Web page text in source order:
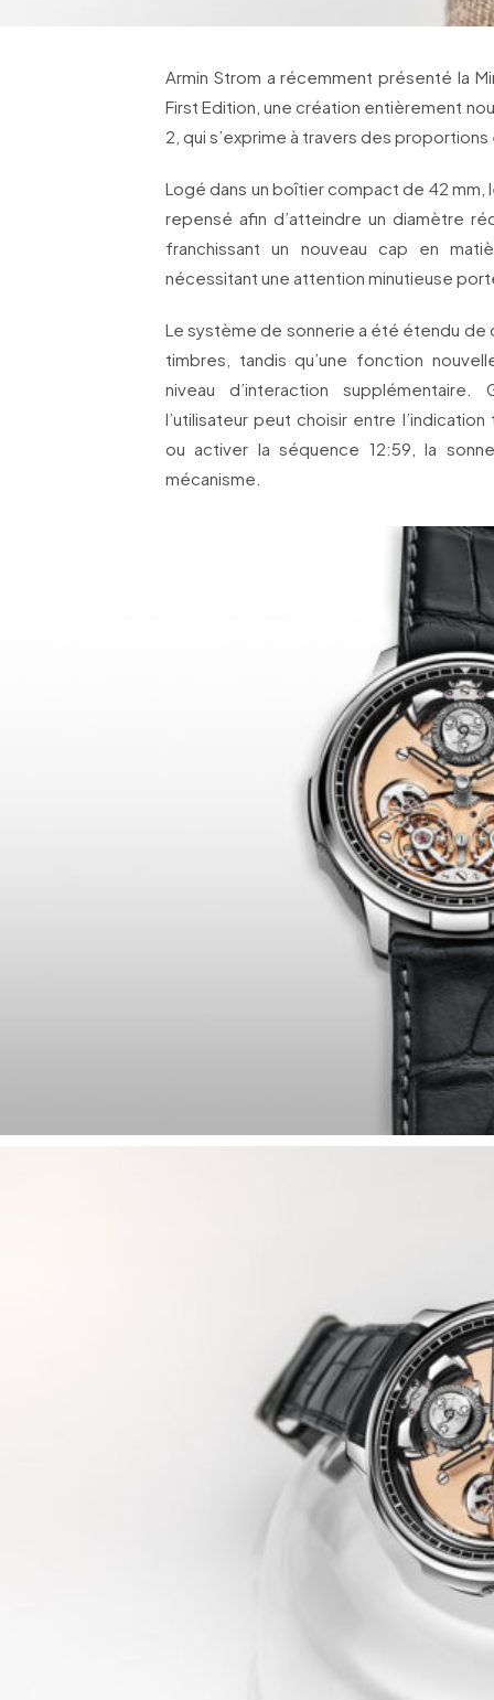
Armin Strom a récemment présenté la
First Edition, une création entièrement
2, qui s’exprime à travers des
Logé dans un boîtier compact de 42
repensé afin d’atteindre un diamètre
franchissant un nouveau cap en
nécessitant une attention minutieuse
Le système de sonnerie a été étendu de
timbres, tandis qu’une fonction
niveau d’interaction
l’utilisateur peut choisir entre
ou activer la séquence 12:59, la
mécanisme.